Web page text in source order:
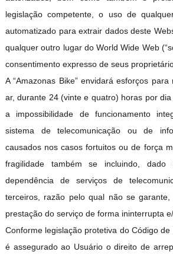
legislação competente, o uso de
automatizado para extrair dados deste
qualquer outro lugar do World Wide Web
consentimento expresso de seus
A “Amazonas Bike” envidará esforços
ar, durante 24 (vinte e quatro) horas por
a impossibilidade de funcionamento
sistema de telecomunicação ou de
causados nos casos fortuitos ou de força
fragilidade também se incluindo, dado
dependência de serviços de
terceiros, razão pelo qual não se
prestação do serviço de forma ininterrupta
Conforme legislação protetiva do Código
é assegurado ao Usuário o direito de